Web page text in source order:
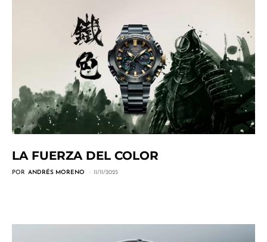
LA FUERZA DEL COLOR
POR ANDRÉS MORENO 11/11/2025